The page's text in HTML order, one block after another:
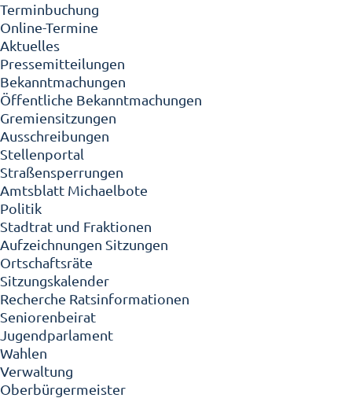
Terminbuchung
Online-Termine
Aktuelles
Pressemitteilungen
Bekanntmachungen
Öffentliche Bekanntmachungen
Gremiensitzungen
Ausschreibungen
Stellenportal
Straßensperrungen
Amtsblatt Michaelbote
Politik
Stadtrat und Fraktionen
Aufzeichnungen Sitzungen
Ortschaftsräte
Sitzungskalender
Recherche Ratsinformationen
Seniorenbeirat
Jugendparlament
Wahlen
Verwaltung
Oberbürgermeister